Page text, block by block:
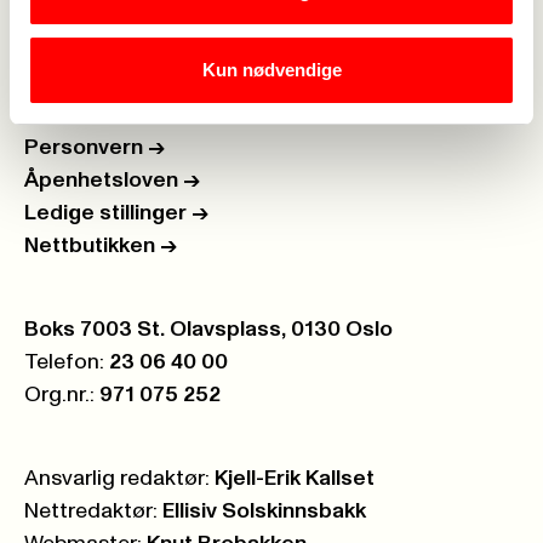
Kun nødvendige
Personvern ->
Åpenhetsloven ->
Ledige stillinger ->
Nettbutikken ->
Postboks:
Boks 7003 St. Olavsplass, 0130 Oslo
Telefon: 23 06 40 00
Org.nr.: 971 075 252
Ansvarlig redaktør: Kjell-Erik Kallset
Nettredaktør: Ellisiv Solskinnsbakk